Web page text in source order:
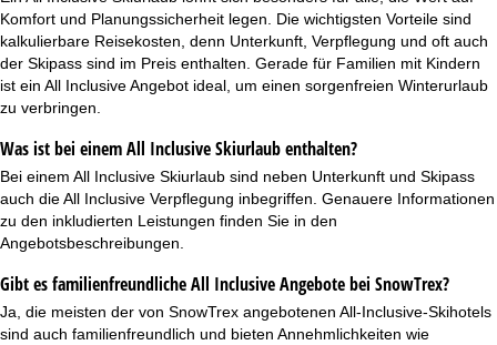
Komfort und Planungssicherheit legen. Die wichtigsten Vorteile sind
kalkulierbare Reisekosten, denn Unterkunft, Verpflegung und oft auch
der Skipass sind im Preis enthalten. Gerade für Familien mit Kindern
ist ein All Inclusive Angebot ideal, um einen sorgenfreien Winterurlaub
zu verbringen.
Was ist bei einem All Inclusive Skiurlaub enthalten?
Bei einem All Inclusive Skiurlaub sind neben Unterkunft und Skipass
auch die All Inclusive Verpflegung inbegriffen. Genauere Informationen
zu den inkludierten Leistungen finden Sie in den
Angebotsbeschreibungen.
Gibt es familienfreundliche All Inclusive Angebote bei SnowTrex?
Ja, die meisten der von SnowTrex angebotenen All-Inclusive-Skihotels
sind auch familienfreundlich und bieten Annehmlichkeiten wie